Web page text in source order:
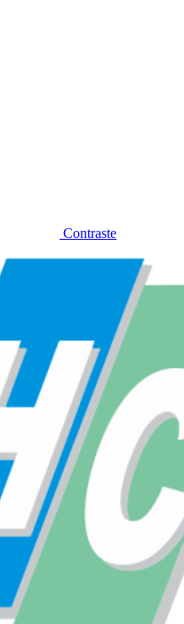
Contraste